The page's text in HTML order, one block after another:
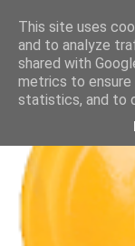
This site uses
and to analyze
shared with
metrics to ensure
statistics, and to